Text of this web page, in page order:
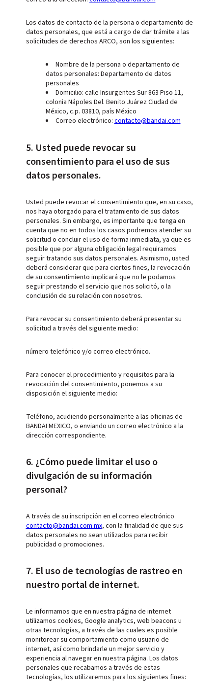
Los datos de contacto de la persona o departamento de
datos personales, que está a cargo de dar trámite a las
solicitudes de derechos ARCO, son los siguientes:
Nombre de la persona o departamento de
datos personales: Departamento de datos
personales
Domicilio: calle Insurgentes Sur 863 Piso 11,
colonia Nápoles Del. Benito Juárez Ciudad de
México, c.p. 03810, país México
Correo electrónico:contacto@bandai.com
5. Usted puede revocar su
consentimiento para el uso de sus
datos personales.
Usted puede revocar el consentimiento que, en su caso,
nos haya otorgado para el tratamiento de sus datos
personales. Sin embargo, es importante que tenga en
cuenta que no en todos los casos podremos atender su
solicitud o concluir el uso de forma inmediata, ya que es
posible que por alguna obligación legal requiramos
seguir tratando sus datos personales. Asimismo, usted
deberá considerar que para ciertos fines, la revocación
de su consentimiento implicará que no le podamos
seguir prestando el servicio que nos solicitó, o la
conclusión de su relación con nosotros.
Para revocar su consentimiento deberá presentar su
solicitud a través del siguiente medio:
número telefónico y/o correo electrónico.
Para conocer el procedimiento y requisitos para la
revocación del consentimiento, ponemos a su
disposición el siguiente medio:
Teléfono, acudiendo personalmente a las oficinas de
BANDAI MEXICO, o enviando un correo electrónico a la
dirección correspondiente.
6. ¿Cómo puede limitar el uso o
divulgación de su información
personal?
A través de su inscripción en el correo electrónico
contacto@bandai.com.mx, con la finalidad de que sus
datos personales no sean utilizados para recibir
publicidad o promociones.
7. El uso de tecnologías de rastreo en
nuestro portal de internet.
Le informamos que en nuestra página de internet
utilizamos cookies, Google analytics, web beacons u
otras tecnologías, a través de las cuales es posible
monitorear su comportamiento como usuario de
internet, así como brindarle un mejor servicio y
experiencia al navegar en nuestra página. Los datos
personales que recabamos a través de estas
tecnologías, los utilizaremos para los siguientes fines: